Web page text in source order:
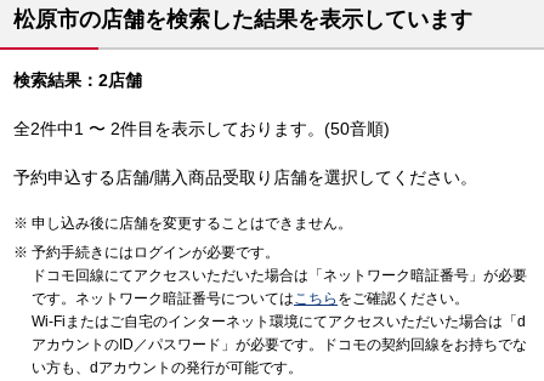
松原市の店舗を検索した結果を表示しています
検索結果：2店舗
全2件中1 〜 2件目を表示しております。(50音順)
予約申込する店舗/購入商品受取り店舗を選択してください。
申し込み後に店舗を変更することはできません。
予約手続きにはログインが必要です。
ドコモ回線にてアクセスいただいた場合は「ネットワーク暗証番号」が必要
です。ネットワーク暗証番号についてはこちら をご確認ください。
Wi-Fiまたはご自宅のインターネット環境にてアクセスいただいた場合は「d
アカウントのID／パスワード」が必要です。ドコモの契約回線をお持ちでな
い方も、dアカウントの発行が可能です。